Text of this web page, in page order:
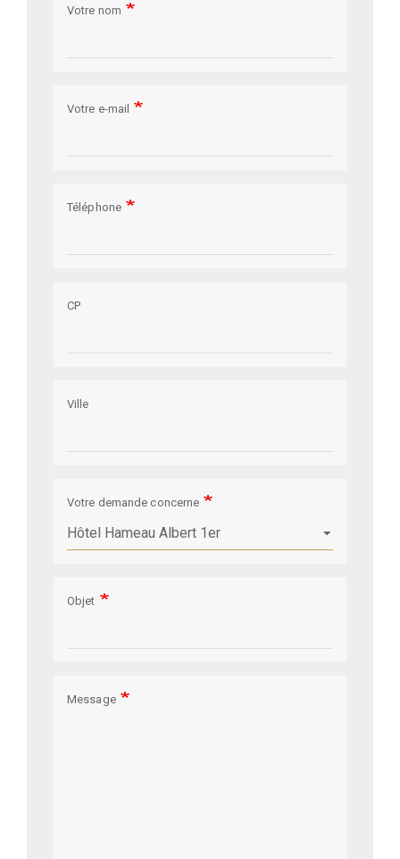
Votre nom
Votre e-mail
Téléphone
CP
Ville
Votre demande concerne
Objet
Message